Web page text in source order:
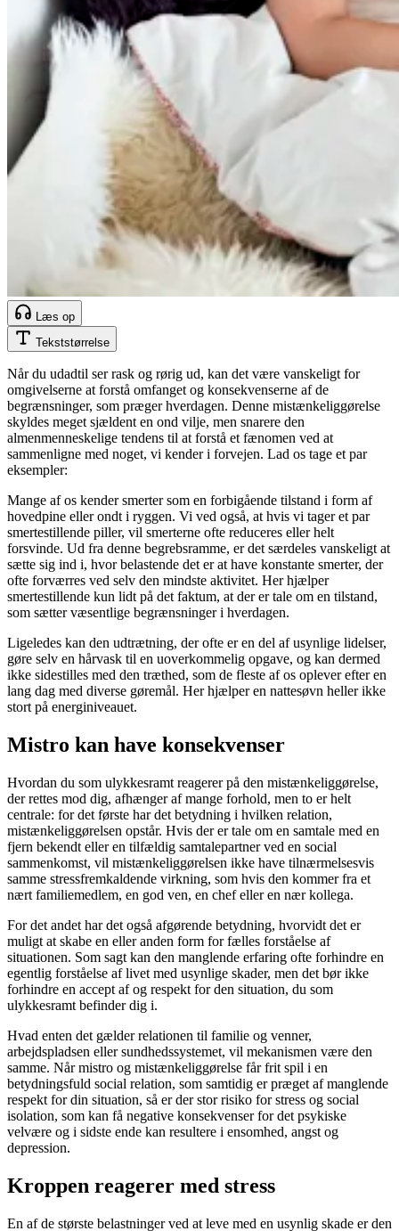
Læs op
Tekststørrelse
Når du udadtil ser rask og rørig ud, kan det være vanskeligt for
omgivelserne at forstå omfanget og konsekvenserne af de
begrænsninger, som præger hverdagen. Denne mistænkeliggørelse
skyldes meget sjældent en ond vilje, men snarere den
almenmenneskelige tendens til at forstå et fænomen ved at
sammenligne med noget, vi kender i forvejen. Lad os tage et par
eksempler:
Mange af os kender smerter som en forbigående tilstand i form af
hovedpine eller ondt i ryggen. Vi ved også, at hvis vi tager et par
smertestillende piller, vil smerterne ofte reduceres eller helt
forsvinde. Ud fra denne begrebsramme, er det særdeles vanskeligt at
sætte sig ind i, hvor belastende det er at have konstante smerter, der
ofte forværres ved selv den mindste aktivitet. Her hjælper
smertestillende kun lidt på det faktum, at der er tale om en tilstand,
som sætter væsentlige begrænsninger i hverdagen.
Ligeledes kan den udtrætning, der ofte er en del af usynlige lidelser,
gøre selv en hårvask til en uoverkommelig opgave, og kan dermed
ikke sidestilles med den træthed, som de fleste af os oplever efter en
lang dag med diverse gøremål. Her hjælper en nattesøvn heller ikke
stort på energiniveauet.
Mistro kan have konsekvenser
Hvordan du som ulykkesramt reagerer på den mistænkeliggørelse,
der rettes mod dig, afhænger af mange forhold, men to er helt
centrale: for det første har det betydning i hvilken relation,
mistænkeliggørelsen opstår. Hvis der er tale om en samtale med en
fjern bekendt eller en tilfældig samtalepartner ved en social
sammenkomst, vil mistænkeliggørelsen ikke have tilnærmelsesvis
samme stressfremkaldende virkning, som hvis den kommer fra et
nært familiemedlem, en god ven, en chef eller en nær kollega.
For det andet har det også afgørende betydning, hvorvidt det er
muligt at skabe en eller anden form for fælles forståelse af
situationen. Som sagt kan den manglende erfaring ofte forhindre en
egentlig forståelse af livet med usynlige skader, men det bør ikke
forhindre en accept af og respekt for den situation, du som
ulykkesramt befinder dig i.
Hvad enten det gælder relationen til familie og venner,
arbejdspladsen eller sundhedssystemet, vil mekanismen være den
samme. Når mistro og mistænkeliggørelse får frit spil i en
betydningsfuld social relation, som samtidig er præget af manglende
respekt for din situation, så er der stor risiko for stress og social
isolation, som kan få negative konsekvenser for det psykiske
velvære og i sidste ende kan resultere i ensomhed, angst og
depression.
Kroppen reagerer med stress
En af de største belastninger ved at leve med en usynlig skade er den